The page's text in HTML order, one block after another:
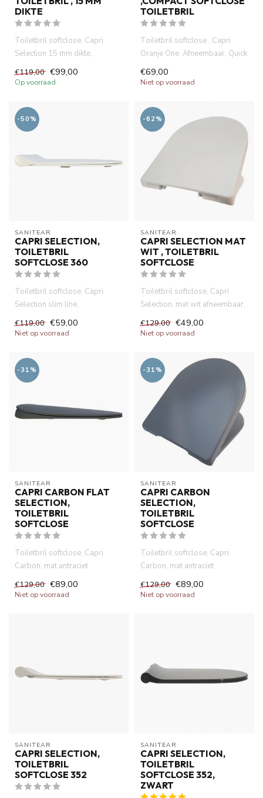
DIKTE
Toiletbril softclose, Capri
Selection 15 mm dikte,
afneembaar, quick release.
Du...
€119,00 €99,00
Op voorraad
TOILETBRIL
Toiletbril softclose , Capri
Oranje One. Afneembaar, Quick
release.354 mm breedt...
€69,00
Niet op voorraad
-50%
SANITEAR
CAPRI SELECTION,
TOILETBRIL
SOFTCLOSE 360
Toiletbril softclose, Capri
Selection slim line,
afneembaar, quick release.
Duro...
€119,00 €59,00
Niet op voorraad
-62%
SANITEAR
CAPRI SELECTION MAT
WIT , TOILETBRIL
SOFTCLOSE
Toiletbril softclose, Capri
Selection, mat wit afneembaar,
quick release. Duropl...
€129,00 €49,00
Niet op voorraad
-31%
SANITEAR
CAPRI CARBON FLAT
SELECTION,
TOILETBRIL
SOFTCLOSE
Toiletbril softclose, Capri
Carbon, mat antraciet
afneembaar, quick release.
Dur...
€129,00 €89,00
Niet op voorraad
-31%
SANITEAR
CAPRI CARBON
SELECTION,
TOILETBRIL
SOFTCLOSE
Toiletbril softclose, Capri
Carbon, mat antraciet
afneembaar, quick release.
Dur...
€129,00 €89,00
Niet op voorraad
SANITEAR
CAPRI SELECTION,
TOILETBRIL
SOFTCLOSE 352
SANITEAR
CAPRI SELECTION,
TOILETBRIL
SOFTCLOSE 352,
ZWART